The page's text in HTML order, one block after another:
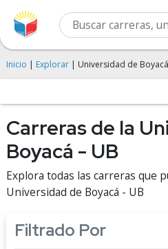
Inicio | Explorar | Universidad de Boyacá
Carreras de la
Boyacá - UB
Explora todas las carreras que
Universidad de Boyacá - UB
Filtrado Por